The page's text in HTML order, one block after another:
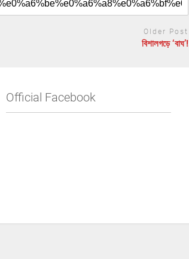
Older Post
বিশালগড়ে ‘বাঘ’!
Official Facebook